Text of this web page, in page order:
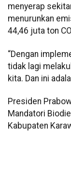
menyerap
menurunkan
44,46 juta ton
“Dengan
tidak lagi
kita. Dan ini
Presiden
Mandatori
Kabupaten